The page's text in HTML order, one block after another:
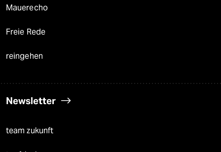
Mauerecho
Freie Rede
reingehen
Newsletter
team zukunft